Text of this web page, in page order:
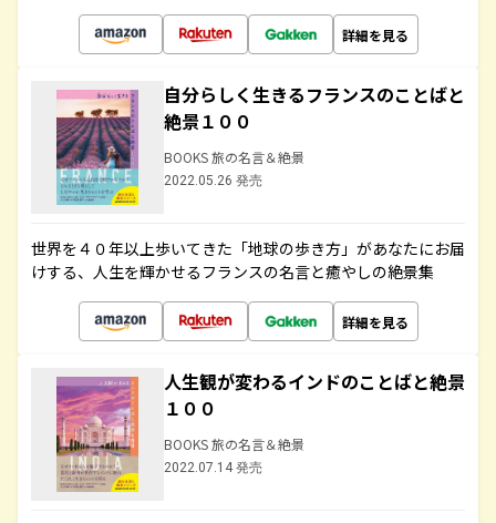
詳細を見る
自分らしく生きるフランスのことばと
絶景１００
BOOKS 旅の名言＆絶景
2022.05.26 発売
世界を４０年以上歩いてきた「地球の歩き方」があなたにお届
けする、人生を輝かせるフランスの名言と癒やしの絶景集
詳細を見る
人生観が変わるインドのことばと絶景
１００
BOOKS 旅の名言＆絶景
2022.07.14 発売